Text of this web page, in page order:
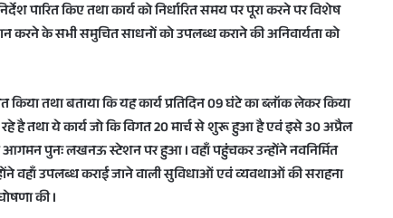
किए तथा कार्य को निर्धारित समय पर पूरा करने पर विशेष
करने के सभी समुचित साधनों को उपलब्ध कराने की अनिवार्यता को
किया तथा बताया कि यह कार्य प्रतिदिन 09 घंटे का ब्लॉक लेकर किया
है तथा ये कार्य जो कि विगत 20 मार्च से शुरू हुआ है एवं इसे 30 अप्रैल
आगमन पुनः लखनऊ स्टेशन पर हुआ I वहाँ पहुंचकर उन्होंने नवनिर्मित
वहाँ उपलब्ध कराई जाने वाली सुविधाओं एवं व्यवथाओं की सराहना
की I